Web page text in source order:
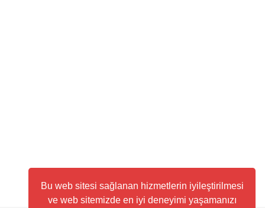
Bu web sitesi sağlanan hizmetlerin iyileştirilmesi
ve web sitemizde en iyi deneyimi yaşamanızı